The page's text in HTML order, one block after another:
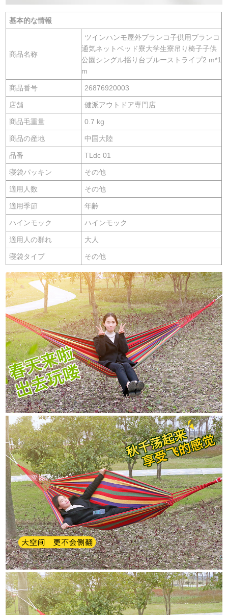
基本的な情報
商品名称
ツインハンモ屋外ブランコ子供用ブランコ
通気ネットベッド寮大学生寮吊り椅子子供
公園シングル揺り台ブルーストライプ2 m*1
m
商品番号 26876920003
店舗 健派アウトドア専門店
商品毛重量 0.7 kg
商品の産地 中国大陸
品番 TLdc 01
寝袋パッキン その他
適用人数 その他
適用季節 年齢
ハインモック ハインモック
適用人の群れ 大人
寝袋タイプ その他